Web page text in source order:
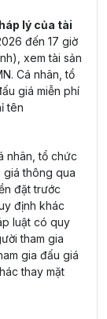
lý của tài
đến 17 giờ
xem tài sản
Cá nhân, tổ
giá miễn phí
tên
nhân, tổ chức
giá thông qua
đặt trước
định khác
luật có quy
tham gia
gia đấu giá
thay mặt